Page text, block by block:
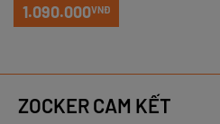
1.090.000VNĐ
ZOCKER CAM KẾT